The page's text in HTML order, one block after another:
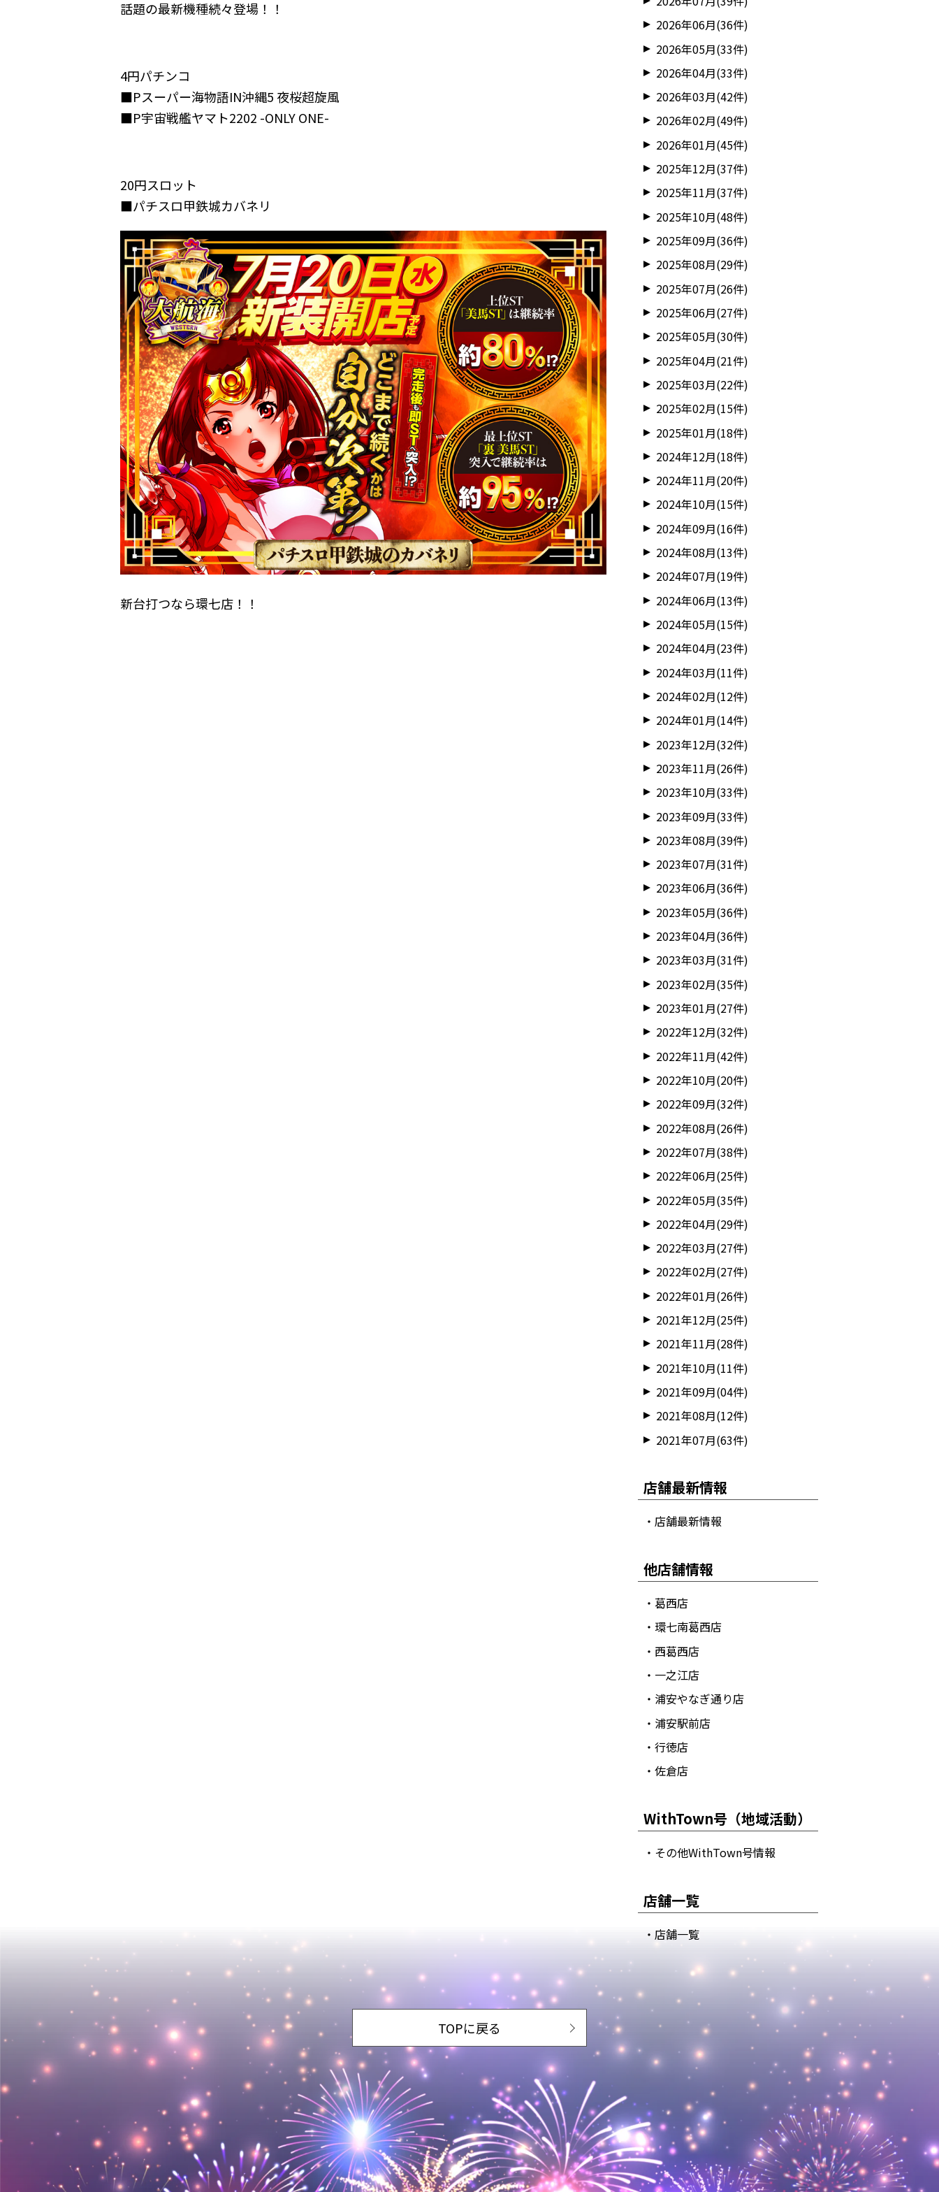
話題の最新機種続々登場！！
4円パチンコ
■Pスーパー海物語IN沖縄5 夜桜超旋風
■P宇宙戦艦ヤマト2202 -ONLY ONE-
20円スロット
■パチスロ甲鉄城カバネリ
新台打つなら環七店！！
2026年06月(36件)
2026年05月(33件)
2026年04月(33件)
2026年03月(42件)
2026年02月(49件)
2026年01月(45件)
2025年12月(37件)
2025年11月(37件)
2025年10月(48件)
2025年09月(36件)
2025年08月(29件)
2025年07月(26件)
2025年06月(27件)
2025年05月(30件)
2025年04月(21件)
2025年03月(22件)
2025年02月(15件)
2025年01月(18件)
2024年12月(18件)
2024年11月(20件)
2024年10月(15件)
2024年09月(16件)
2024年08月(13件)
2024年07月(19件)
2024年06月(13件)
2024年05月(15件)
2024年04月(23件)
2024年03月(11件)
2024年02月(12件)
2024年01月(14件)
2023年12月(32件)
2023年11月(26件)
2023年10月(33件)
2023年09月(33件)
2023年08月(39件)
2023年07月(31件)
2023年06月(36件)
2023年05月(36件)
2023年04月(36件)
2023年03月(31件)
2023年02月(35件)
2023年01月(27件)
2022年12月(32件)
2022年11月(42件)
2022年10月(20件)
2022年09月(32件)
2022年08月(26件)
2022年07月(38件)
2022年06月(25件)
2022年05月(35件)
2022年04月(29件)
2022年03月(27件)
2022年02月(27件)
2022年01月(26件)
2021年12月(25件)
2021年11月(28件)
2021年10月(11件)
2021年09月(04件)
2021年08月(12件)
2021年07月(63件)
店舗最新情報
・店舗最新情報
他店舗情報
・葛西店
・環七南葛西店
・西葛西店
・一之江店
・浦安やなぎ通り店
・浦安駅前店
・行徳店
・佐倉店
WithTown号（地域活動）
・その他WithTown号情報
店舗一覧
・店舗一覧
TOPに戻る